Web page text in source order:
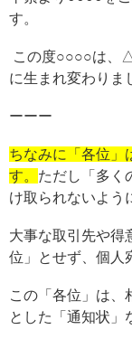
す。
この度○○○○は、
に生まれ変わりま
ーーー
ちなみに「各位」
す。 ただし「多く
け取られないよう
大事な取引先や得
位」とせず、個人
この「各位」は、
とした「通知状」